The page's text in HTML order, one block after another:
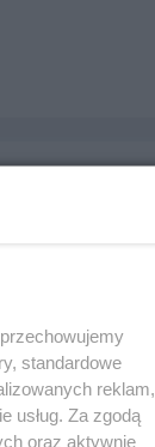
standardowe
reklam,
usług. Za zgodą
oraz aktywnie